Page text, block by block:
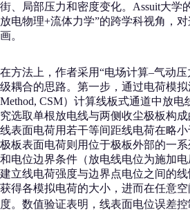
街、局部压力和密度变化。Assuit大学
放电物理+流体力学”的跨学科视角，
画。
在方法上，作者采用“电场计算–气动
级耦合的思路。第一步，通过电荷模拟
Method, CSM）计算线板式通道中放
究选取单根放电线与两侧收尘极板构
线表面电荷用若干等间距线电荷在略小
极板表面电荷则用位于极板外部的一
和电位边界条件（放电线电位为施加电
建立线电荷强度与边界点电位之间的
获得各模拟电荷的大小，进而在任意
度。数值验证表明，线表面电位误差控